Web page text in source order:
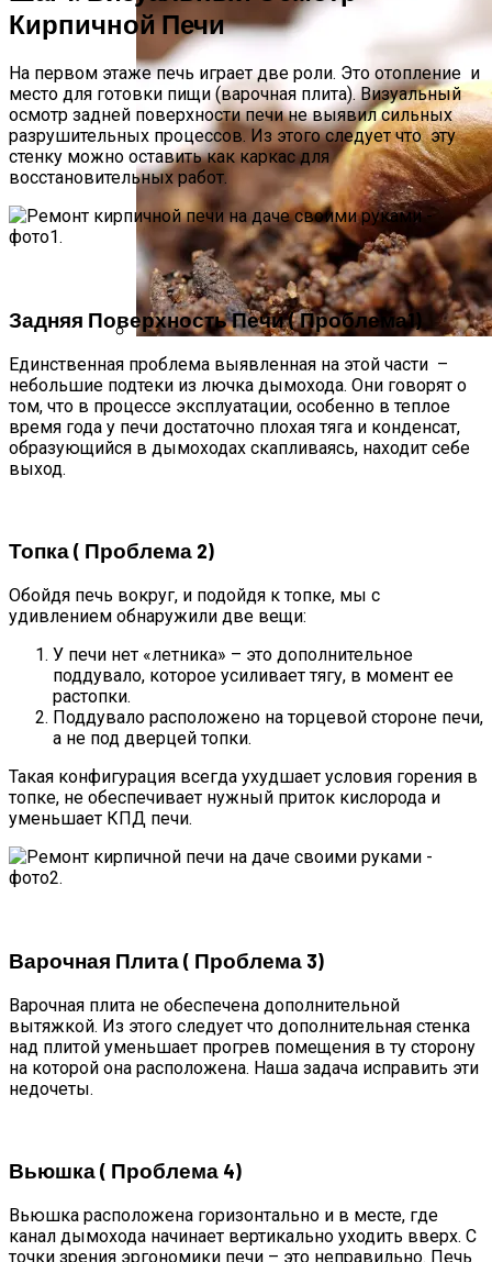
Стратификация Семян
Кирпичной Печи
На первом этаже печь играет две роли. Это отопление и
место для готовки пищи (варочная плита). Визуальный
осмотр задней поверхности печи не выявил сильных
разрушительных процессов. Из этого следует что эту
стенку можно оставить как каркас для
восстановительных работ.
Задняя Поверхность Печи ( Проблема1)
Единственная проблема выявленная на этой части –
небольшие подтеки из лючка дымохода. Они говорят о
том, что в процессе эксплуатации, особенно в теплое
время года у печи достаточно плохая тяга и конденсат,
образующийся в дымоходах скапливаясь, находит себе
выход.
Топка ( Проблема 2)
Обойдя печь вокруг, и подойдя к топке, мы с
удивлением обнаружили две вещи:
У печи нет «летника» – это дополнительное
поддувало, которое усиливает тягу, в момент ее
растопки.
Поддувало расположено на торцевой стороне печи,
а не под дверцей топки.
Такая конфигурация всегда ухудшает условия горения в
топке, не обеспечивает нужный приток кислорода и
уменьшает КПД печи.
Варочная Плита ( Проблема 3)
Варочная плита не обеспечена дополнительной
вытяжкой. Из этого следует что дополнительная стенка
над плитой уменьшает прогрев помещения в ту сторону
на которой она расположена. Наша задача исправить эти
недочеты.
Вьюшка ( Проблема 4)
Вьюшка расположена горизонтально и в месте, где
канал дымохода начинает вертикально уходить вверх. С
точки зрения эргономики печи – это неправильно. Печь